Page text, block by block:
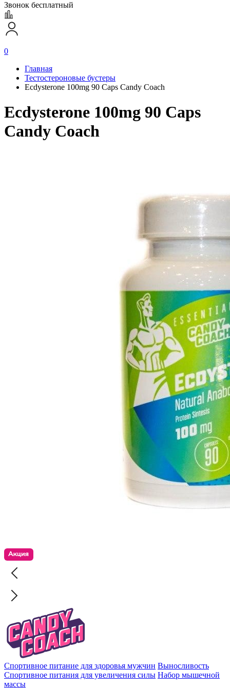
Звонок бесплатный
0
Главная
Тестостероновые бустеры
Ecdysterone 100mg 90 Caps Candy Coach
Ecdysterone 100mg 90 Caps
Candy Coach
Спортивное питание для здоровья мужчин Выносливость
Спортивное питания для увеличения силы Набор мышечной
массы